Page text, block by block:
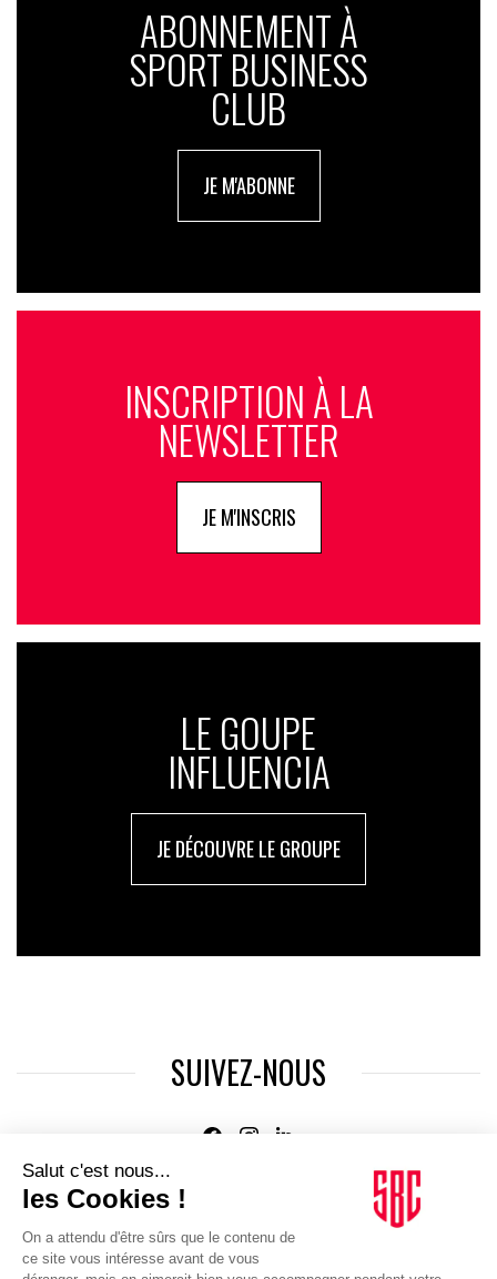
ABONNEMENT À
SPORT BUSINESS
CLUB
JE M'ABONNE
INSCRIPTION À LA
NEWSLETTER
JE M'INSCRIS
LE GOUPE
INFLUENCIA
JE DÉCOUVRE LE GROUPE
SUIVEZ-NOUS